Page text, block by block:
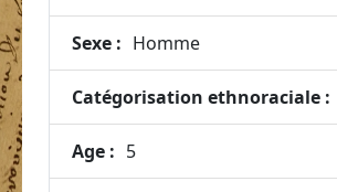
Sexe : Homme
Catégorisation ethnoraciale :
Age : 5